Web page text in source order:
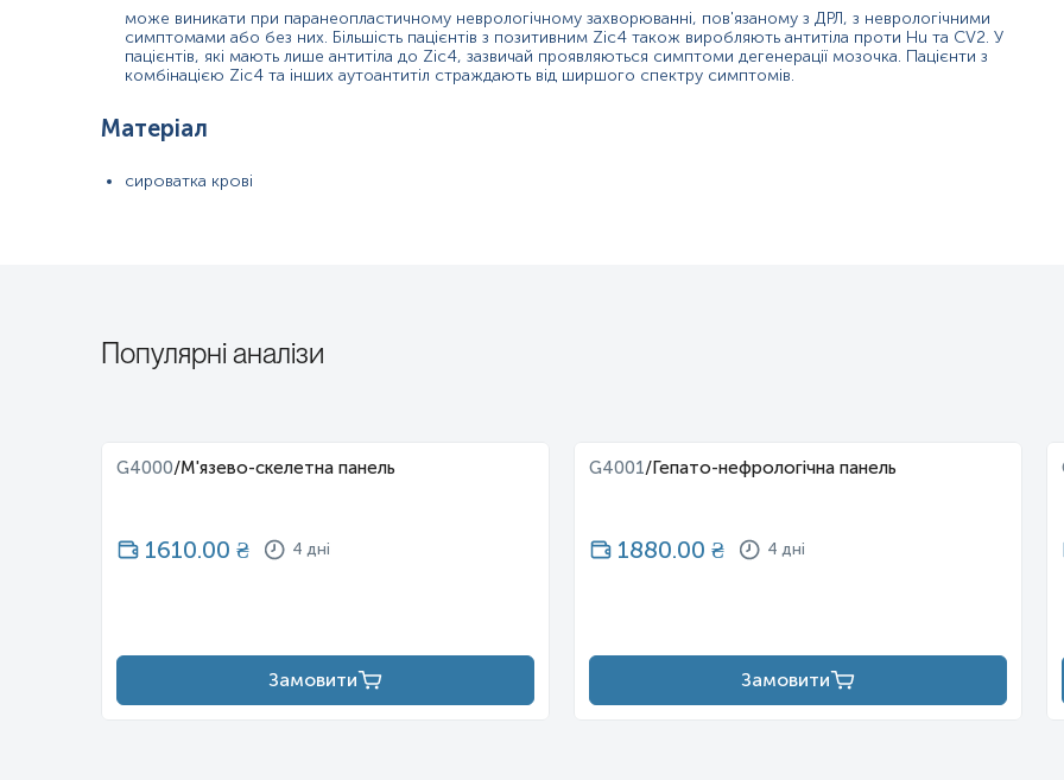
може виникати при паранеопластичному неврологічному захворюванні, пов'язаному з ДРЛ, з неврологічними
симптомами або без них. Більшість пацієнтів з позитивним Zic4 також виробляють антитіла проти Hu та CV2. У
пацієнтів, які мають лише антитіла до Zic4, зазвичай проявляються симптоми дегенерації мозочка. Пацієнти з
комбінацією Zic4 та інших аутоантитіл страждають від ширшого спектру симптомів.
Матеріал
сироватка крові
Популярні аналізи
G4000/М'язево-скелетна панель
1610.00 ₴ 4 дні
Замовити
G4001/Гепато-нефрологічна панель
1880.00 ₴ 4 дні
Замовити